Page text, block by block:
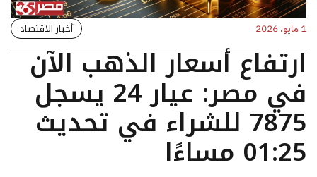
1 مايو، 2026 أخبار الاقتصاد
ارتفاع أسعار الذهب الآن
في مصر: عيار 24 يسجل
7875 للشراء في تحديث
01:25 مساءًا